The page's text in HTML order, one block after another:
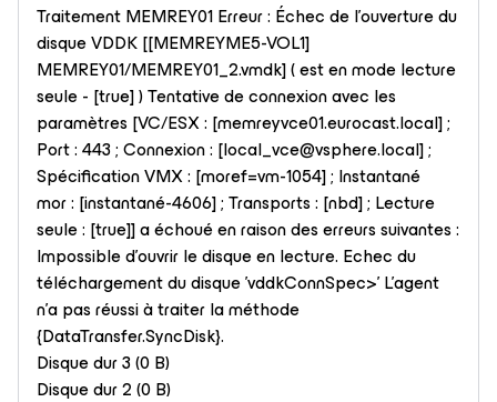
Traitement MEMREY01 Erreur : Échec de l'ouverture du
disque VDDK [[MEMREYME5-VOL1]
MEMREY01/MEMREY01_2.vmdk] ( est en mode lecture
seule - [true] ) Tentative de connexion avec les
paramètres [VC/ESX : [memreyvce01.eurocast.local] ;
Port : 443 ; Connexion : [local_vce@vsphere.local] ;
Spécification VMX : [moref=vm-1054] ; Instantané
mor : [instantané-4606] ; Transports : [nbd] ; Lecture
seule : [true]] a échoué en raison des erreurs suivantes :
Impossible d'ouvrir le disque en lecture. Echec du
téléchargement du disque 'vddkConnSpec>' L'agent
n'a pas réussi à traiter la méthode
{DataTransfer.SyncDisk}.
Disque dur 3 (0 B)
Disque dur 2 (0 B)